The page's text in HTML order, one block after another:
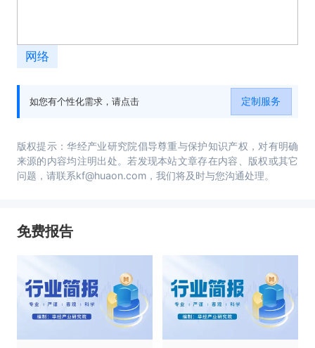
网络
如您有个性化需求，请点击 定制服务
版权提示：华经产业研究院倡导尊重与保护知识产权，对有明确
来源的内容均注明出处。若发现本站文章存在内容、版权或其它
问题，请联系kf@huaon.com，我们将及时与您沟通处理。
免费报告